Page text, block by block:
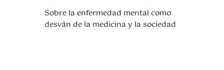
Sobre la enfermedad mental como
desván de la medicina y la sociedad